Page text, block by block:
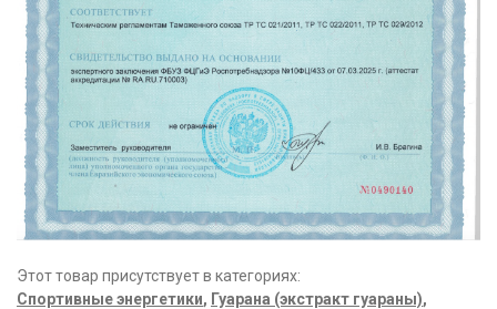
Этот товар присутствует в категориях:
Спортивные энергетики, Гуарана (экстракт гуараны),